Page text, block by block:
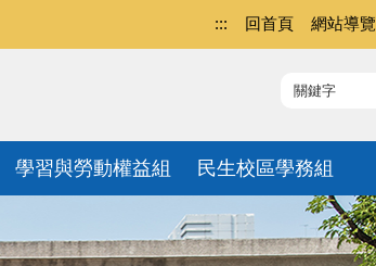
學習與勞動權益組 民生校區學務組
::: 回首頁 網站導覽